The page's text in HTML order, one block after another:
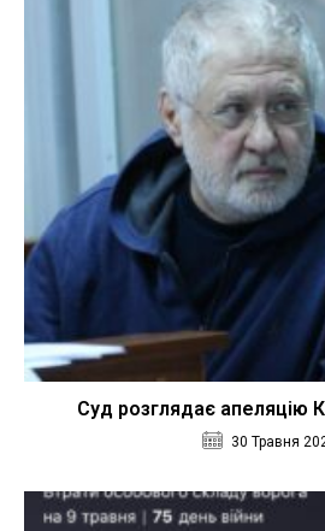
Суд розглядає апеляцію
30 Травня